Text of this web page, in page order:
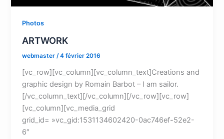
Photos
ARTWORK
webmaster/4 février 2016
[vc_row][vc_column][vc_column_text]Creations and
graphic design by Romain Barbot – I am sailor.
[/vc_column_text][/vc_column][/vc_row][vc_row]
[vc_column][vc_media_grid
grid_id= »vc_gid:1531134602420-0ac746ef-52e2-
6″